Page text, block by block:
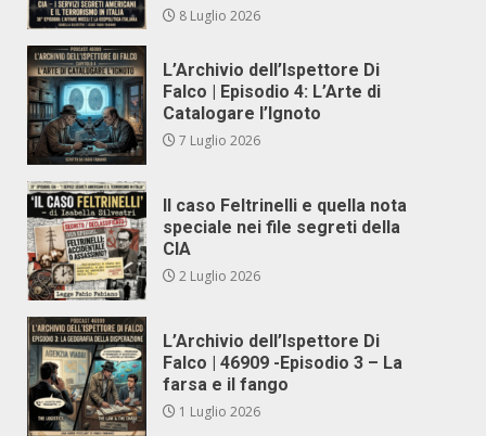
8 Luglio 2026
L’Archivio dell’Ispettore Di
Falco | Episodio 4: L’Arte di
Catalogare l’Ignoto
7 Luglio 2026
Il caso Feltrinelli e quella nota
speciale nei file segreti della
CIA
2 Luglio 2026
L’Archivio dell’Ispettore Di
Falco | 46909 -Episodio 3 – La
farsa e il fango
1 Luglio 2026